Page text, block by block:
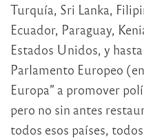
Turquía, Sri Lanka,
Ecuador, Paraguay,
Estados Unidos, y
Parlamento Europeo
Europa” a promover
pero no sin antes
todos esos países,